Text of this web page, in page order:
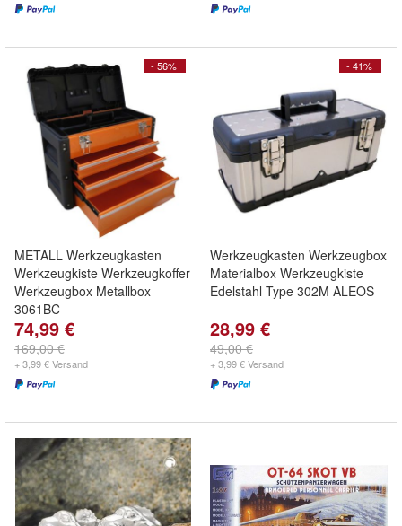
- 56%
METALL Werkzeugkasten
Werkzeugkiste Werkzeugkoffer
Werkzeugbox Metallbox
3061BC
74,99 €
169,00 €
+ 3,99 € Versand
- 41%
Werkzeugkasten Werkzeugbox
Materialbox Werkzeugkiste
Edelstahl Type 302M ALEOS
28,99 €
49,00 €
+ 3,99 € Versand